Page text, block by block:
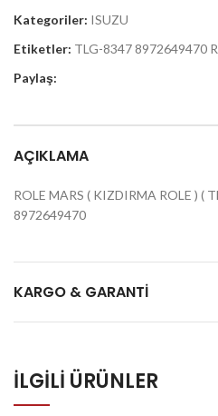
Kategoriler: ISUZU
Etiketler: TLG-8347 8972649470
Paylaş:
AÇIKLAMA
ROLE MARS ( KIZDIRMA ROLE ) (
8972649470
KARGO & GARANTI
İLGILI ÜRÜNLER